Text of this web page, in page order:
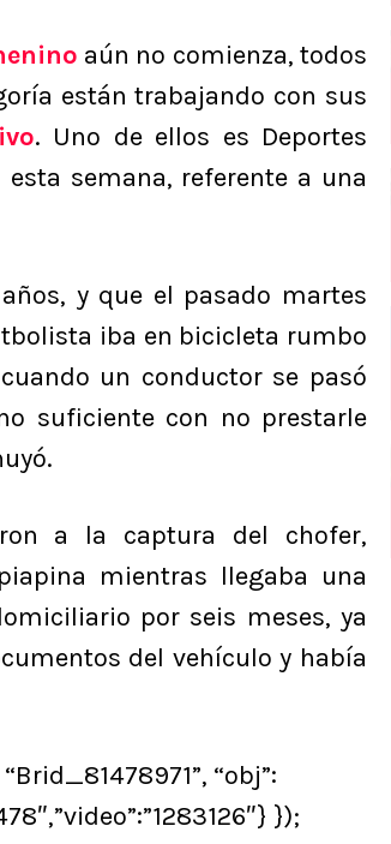
aún no comienza, todos
están trabajando con sus
. Uno de ellos es Deportes
semana, referente a una
y que el pasado martes
iba en bicicleta rumbo
un conductor se pasó
suficiente con no prestarle
a la captura del chofer,
mientras llegaba una
por seis meses, ya
del vehículo y había
“obj”:
});